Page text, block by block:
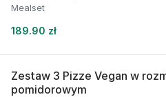
Mealset
189.90 zł
Zestaw 3 Pizze Vegan w
pomidorowym